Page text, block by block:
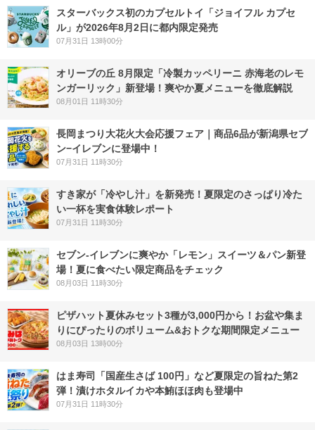
スターバックス初のカプセルトイ「ジョイフル カプセ
ル」が2026年8月2日に都内限定発売
07月31日 13時00分
オリーブの丘 8月限定「冷製カッペリーニ 赤海老のレモ
ンガーリック」新登場！爽やか夏メニューを徹底解説
08月01日 11時30分
長岡まつり大花火大会応援フェア｜商品6品が新潟県セブ
ン−イレブンに登場中！
07月31日 11時30分
すき家が「冷やし汁」を新発売！夏限定のさっぱり冷た
い一杯を実食体験レポート
07月31日 11時30分
セブン‐イレブンに爽やか「レモン」スイーツ＆パン新登
場！夏に食べたい限定商品をチェック
08月03日 11時30分
ピザハット夏休みセット3種が3,000円から！お盆や集ま
りにぴったりのボリューム&おトクな期間限定メニュー
08月03日 13時00分
はま寿司「国産生さば 100円」など夏限定の旨ねた第2
弾！漬けホタルイカや本鮪ほほ肉も登場中
07月31日 11時30分